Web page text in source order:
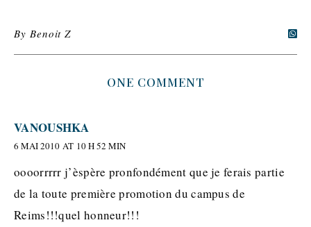
ByBenoit Z
ONE COMMENT
VANOUSHKA
6 MAI 2010 AT 10 H 52 MIN
oooorrrrr j’èspère pronfondément que je ferais partie
de la toute première promotion du campus de
Reims!!!quel honneur!!!